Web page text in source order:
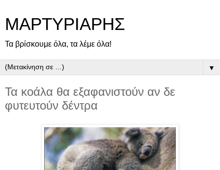
ΜΑΡΤΥΡΙΑΡΗΣ
Τα βρίσκουμε όλα, τα λέμε όλα!
▼
Τα κοάλα θα εξαφανιστούν αν δε
φυτευτούν δέντρα